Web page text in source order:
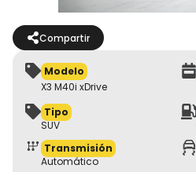
Compartir
Modelo
X3 M40i xDrive
Tipo
SUV
Transmisión
Automático